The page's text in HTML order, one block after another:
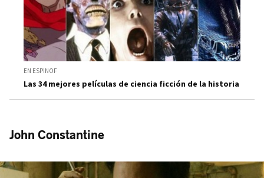
EN ESPINOF
Las 34 mejores películas de ciencia ficción de la historia
John Constantine